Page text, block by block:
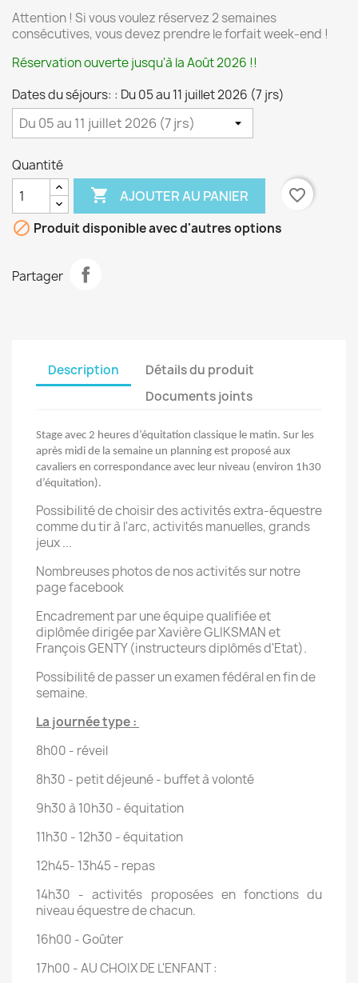
Attention ! Si vous voulez réservez 2 semaines
consécutives, vous devez prendre le forfait week-end !
Réservation ouverte jusqu'à la Août 2026 !!
Dates du séjours: : Du 05 au 11 juillet 2026 (7 jrs)
Quantité
 AJOUTER AU PANIER
favorite_border
 Produit disponible avec d'autres options
Partager
Description
Détails du produit
Documents joints
Stage avec 2 heures d’équitation classique le matin. Sur les
après midi de la semaine un planning est proposé aux
cavaliers en correspondance avec leur niveau (environ 1h30
d’équitation).
Possibilité de choisir des activités extra-équestre
comme du tir à l'arc, activités manuelles, grands
jeux ...
Nombreuses photos de nos activités sur notre
page facebook
Encadrement par une équipe qualifiée et
diplômée dirigée par Xavière GLIKSMAN et
François GENTY (instructeurs diplômés d'Etat).
Possibilité de passer un examen fédéral en fin de
semaine.
La journée type :
8h00 - réveil
8h30 - petit déjeuné - buffet à volonté
9h30 à 10h30 - équitation
11h30 - 12h30 - équitation
12h45- 13h45 - repas
14h30 - activités proposées en fonctions du
niveau équestre de chacun.
16h00 - Goûter
17h00 - AU CHOIX DE L'ENFANT :